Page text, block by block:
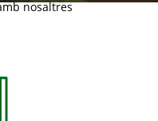
nosaltres